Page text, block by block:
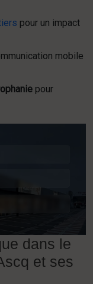
pour un impact
mobile
pour
dans le
et ses